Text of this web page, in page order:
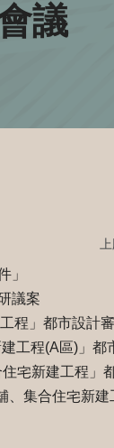
議
」
議案
程」都市設計審
工程(A區)」都
宅新建工程」
集合住宅新